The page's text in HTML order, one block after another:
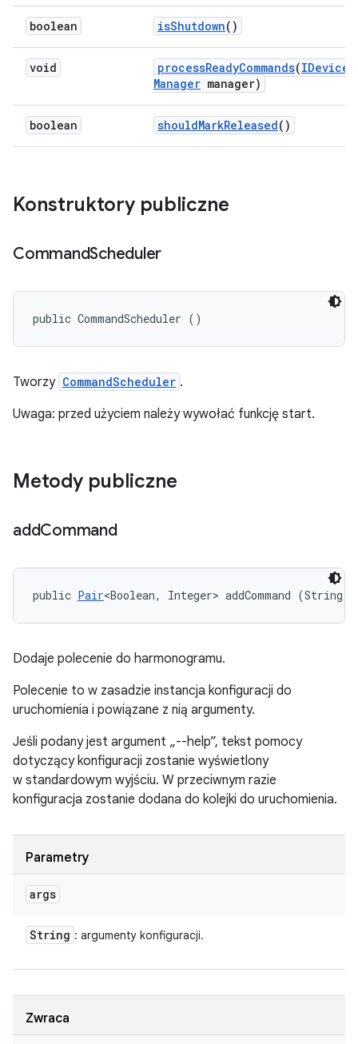
boolean isShutdown()
void processReadyCommands(IDevice
Manager manager)
boolean shouldMarkReleased()
Konstruktory publiczne
CommandScheduler
public CommandScheduler ()
Tworzy CommandScheduler .
Uwaga: przed użyciem należy wywołać funkcję start.
Metody publiczne
addCommand
public Pair<Boolean, Integer> addCommand
Dodaje polecenie do harmonogramu.
Polecenie to w zasadzie instancja konfiguracji do
uruchomienia i powiązane z nią argumenty.
Jeśli podany jest argument „--help”, tekst pomocy
dotyczący konfiguracji zostanie wyświetlony
w standardowym wyjściu. W przeciwnym razie
konfiguracja zostanie dodana do kolejki do uruchomienia.
Parametry
args
String : argumenty konfiguracji.
Zwraca